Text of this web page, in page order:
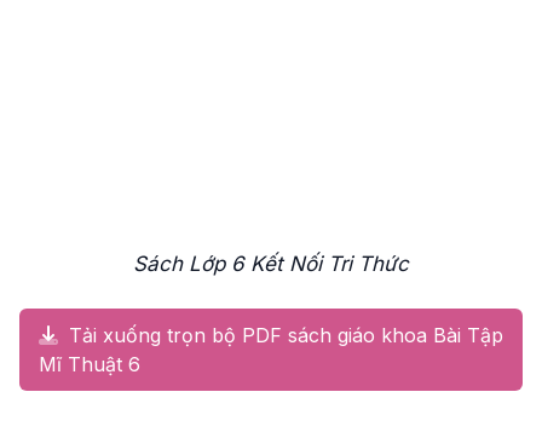
Sách Lớp 6 Kết Nối Tri Thức
Tải xuống trọn bộ PDF sách giáo khoa Bài Tập
Mĩ Thuật 6